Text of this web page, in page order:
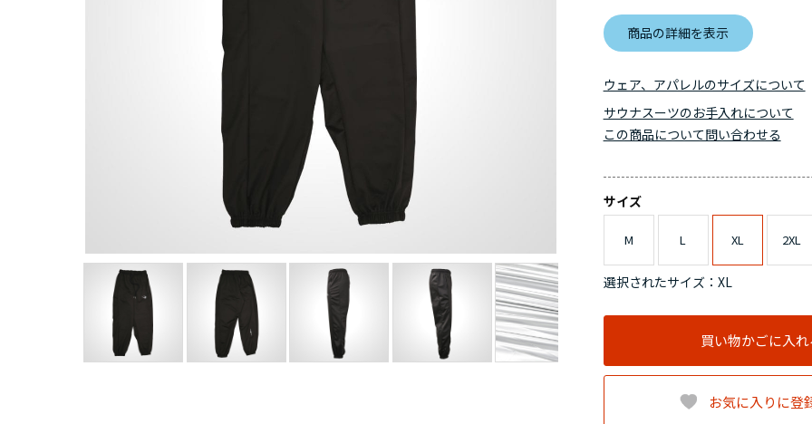
商品の詳細を表示
ウェア、アパレルのサイズについて
サウナスーツのお手入れについて
サイズ
M L XL 2XL
選択されたサイズ：XL
買い物かごに入れ
お気に入りに登
この商品について問い合わせる